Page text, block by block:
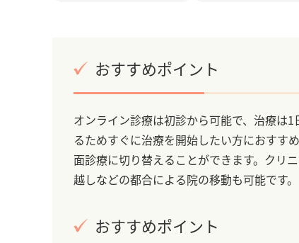
おすすめポイント
オンライン診療は初診から可能で、治療は
るためすぐに治療を開始したい方におすす
面診療に切り替えることができます。クリ
越しなどの都合による院の移動も可能です。
おすすめポイント